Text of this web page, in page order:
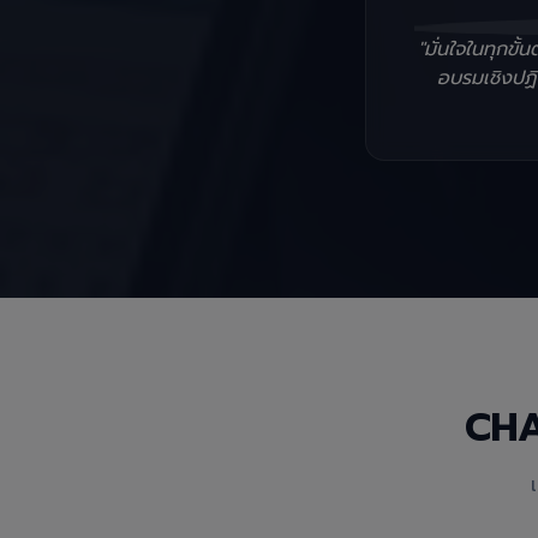
"มั่นใจในทุกขั้
อบรมเชิงป